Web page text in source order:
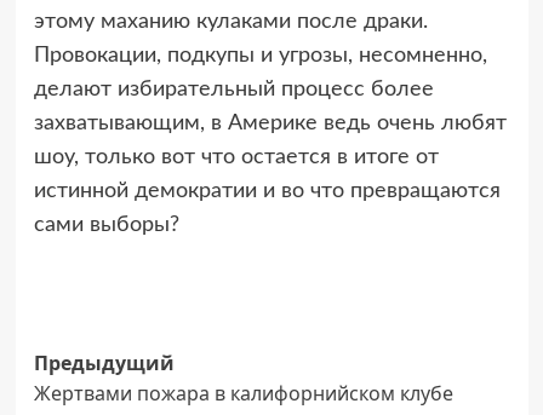
этому маханию кулаками после драки.
Провокации, подкупы и угрозы, несомненно,
делают избирательный процесс более
захватывающим, в Америке ведь очень любят
шоу, только вот что остается в итоге от
истинной демократии и во что превращаются
сами выборы?
Навигация
Предыдущий
Жертвами пожара в калифорнийском клубе